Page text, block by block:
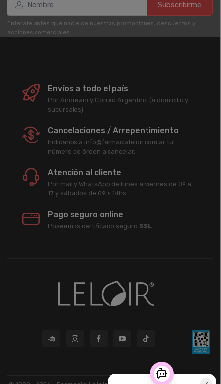
Subscribirme
Enterate antes que nadie de nuestras promociones, descuentos y
acciones comerciales.
Envíos a todo el país
Por Andreani y Correo Argentino (a domicilio y
sucursales).
Cancelaciones / Arrepentimiento
Indicanos a info@farmacialeloir.com.ar tu
número de órden a cancelar.
Atención al cliente
Por mail y WhatsApp de lunes a viernes de 09 a
17 y sábados de 09 a 14hs.
Pago seguro online
Poseemos certificado seguro SSL